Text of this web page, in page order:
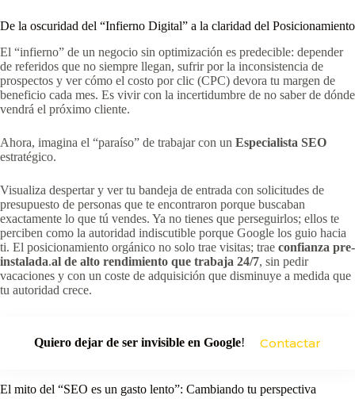
De la oscuridad del “Infierno Digital” a la claridad del Posicionamiento
El “infierno” de un negocio sin optimización es predecible: depender
de referidos que no siempre llegan, sufrir por la inconsistencia de
prospectos y ver cómo el costo por clic (CPC) devora tu margen de
beneficio cada mes. Es vivir con la incertidumbre de no saber de dónde
vendrá el próximo cliente.
Ahora, imagina el “paraíso” de trabajar con un Especialista SEO
estratégico.
Visualiza despertar y ver tu bandeja de entrada con solicitudes de
presupuesto de personas que te encontraron porque buscaban
exactamente lo que tú vendes. Ya no tienes que perseguirlos; ellos te
perciben como la autoridad indiscutible porque Google los guio hacia
ti. El posicionamiento orgánico no solo trae visitas; trae confianza pre-
instalada.al de alto rendimiento que trabaja 24/7, sin pedir
vacaciones y con un coste de adquisición que disminuye a medida que
tu autoridad crece.
Quiero dejar de ser invisible en Google! Contactar
El mito del “SEO es un gasto lento”: Cambiando tu perspectiva